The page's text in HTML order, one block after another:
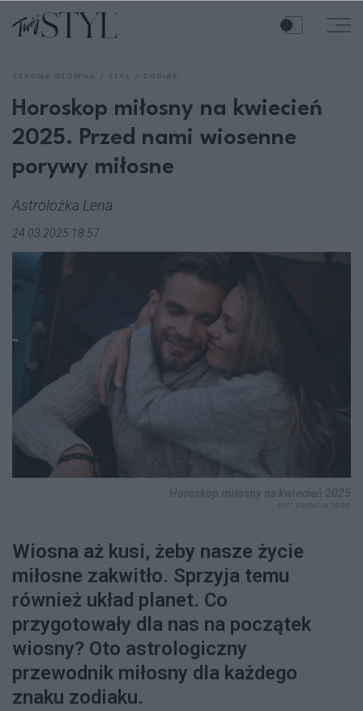
Horoskop miłosny na kwiecień
2025. Przed nami wiosenne
porywy miłosne
Astrolożka Lena
24.03.2025 18:57
Wiosna aż kusi, żeby nasze życie
miłosne zakwitło. Sprzyja temu
również układ planet. Co
przygotowały dla nas na początek
wiosny? Oto astrologiczny
przewodnik miłosny dla każdego
znaku zodiaku.